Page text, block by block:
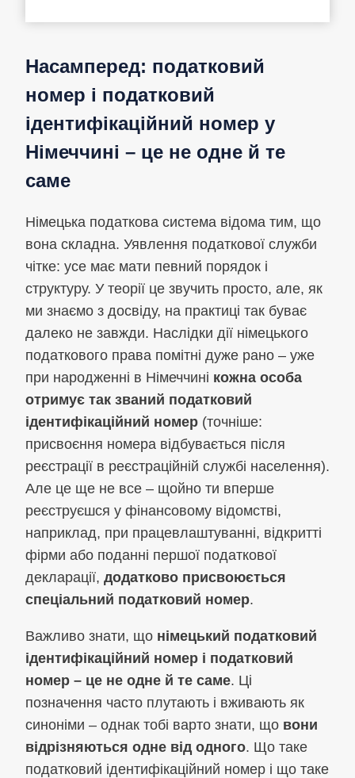
Насамперед: податковий
номер і податковий
ідентифікаційний номер у
Німеччині – це не одне й те
саме
Німецька податкова система відома тим, що
вона складна. Уявлення податкової служби
чітке: усе має мати певний порядок і
структуру. У теорії це звучить просто, але, як
ми знаємо з досвіду, на практиці так буває
далеко не завжди. Наслідки дії німецького
податкового права помітні дуже рано – уже
при народженні в Німеччині кожна особа
отримує так званий податковий
ідентифікаційний номер (точніше:
присвоєння номера відбувається після
реєстрації в реєстраційній службі населення).
Але це ще не все – щойно ти вперше
реєструєшся у фінансовому відомстві,
наприклад, при працевлаштуванні, відкритті
фірми або поданні першої податкової
декларації, додатково присвоюється
спеціальний податковий номер.
Важливо знати, що німецький податковий
ідентифікаційний номер і податковий
номер – це не одне й те саме. Ці
позначення часто плутають і вживають як
синоніми – однак тобі варто знати, що вони
відрізняються одне від одного. Що таке
податковий ідентифікаційний номер і що таке